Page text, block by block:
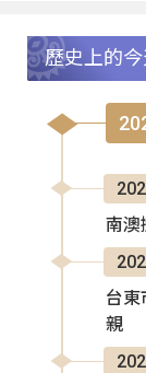
歷史上的今
南澳
台東
親